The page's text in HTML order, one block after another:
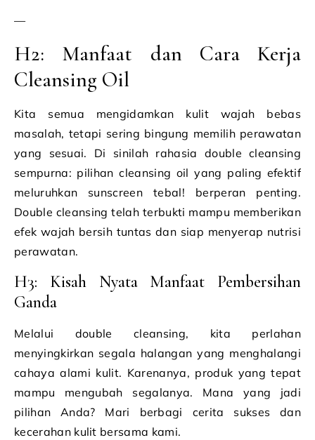
—
H2: Manfaat dan Cara Kerja
Cleansing Oil
Kita semua mengidamkan kulit wajah bebas
masalah, tetapi sering bingung memilih perawatan
yang sesuai. Di sinilah rahasia double cleansing
sempurna: pilihan cleansing oil yang paling efektif
meluruhkan sunscreen tebal! berperan penting.
Double cleansing telah terbukti mampu memberikan
efek wajah bersih tuntas dan siap menyerap nutrisi
perawatan.
H3: Kisah Nyata Manfaat Pembersihan
Ganda
Melalui double cleansing, kita perlahan
menyingkirkan segala halangan yang menghalangi
cahaya alami kulit. Karenanya, produk yang tepat
mampu mengubah segalanya. Mana yang jadi
pilihan Anda? Mari berbagi cerita sukses dan
kecerahan kulit bersama kami.